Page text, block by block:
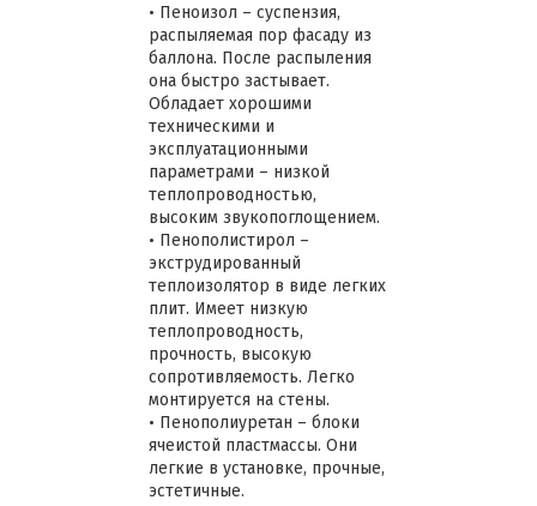
• Пеноизол – суспензия,
распыляемая пор фасаду из
баллона. После распыления
она быстро застывает.
Обладает хорошими
техническими и
эксплуатационными
параметрами – низкой
теплопроводностью,
высоким звукопоглощением.
• Пенополистирол –
экструдированный
теплоизолятор в виде легких
плит. Имеет низкую
теплопроводность,
прочность, высокую
сопротивляемость. Легко
монтируется на стены.
• Пенополиуретан – блоки
ячеистой пластмассы. Они
легкие в установке, прочные,
эстетичные.